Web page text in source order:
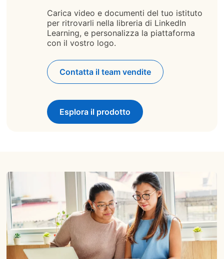
Carica video e documenti del tuo istituto
per ritrovarli nella libreria di LinkedIn
Learning, e personalizza la piattaforma
con il vostro logo.
Contatta il team vendite
Esplora il prodotto